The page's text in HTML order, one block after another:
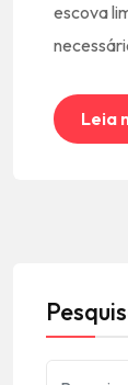
escova
Leia